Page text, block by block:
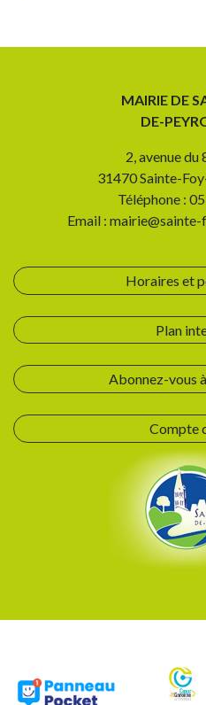
MAIRIE DE
DE-
2, avenue
31470 Sainte-
Téléphone :
Email :
Horaires et
Plan
Abonnez-vous
Compte